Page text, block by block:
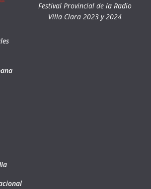
Festival Provincial de la Radio
Villa Clara 2023 y 2024